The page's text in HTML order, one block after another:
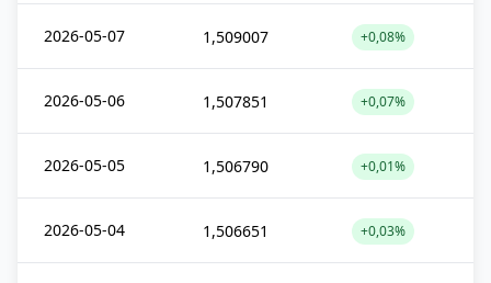
2026-05-07 1,509007 +0,08%
2026-05-06 1,507851 +0,07%
2026-05-05 1,506790 +0,01%
2026-05-04 1,506651 +0,03%